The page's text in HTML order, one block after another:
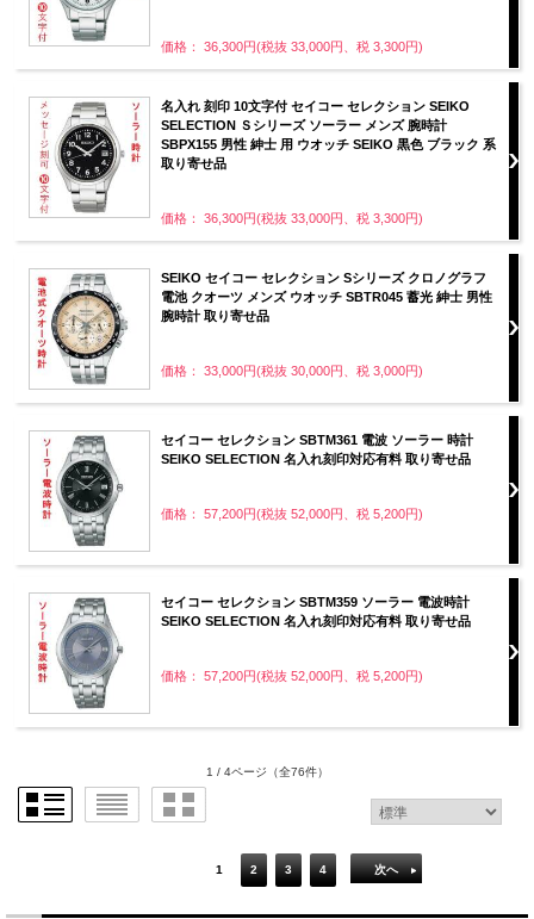
価格： 36,300円(税抜 33,000円、税 3,300円)
名入れ 刻印 10文字付 セイコー セレクション SEIKO
SELECTION Ｓシリーズ ソーラー メンズ 腕時計
SBPX155 男性 紳士 用 ウオッチ SEIKO 黒色 ブラック 系
取り寄せ品
価格： 36,300円(税抜 33,000円、税 3,300円)
SEIKO セイコー セレクション Sシリーズ クロノグラフ
電池 クオーツ メンズ ウオッチ SBTR045 蓄光 紳士 男性
腕時計 取り寄せ品
価格： 33,000円(税抜 30,000円、税 3,000円)
セイコー セレクション SBTM361 電波 ソーラー 時計
SEIKO SELECTION 名入れ刻印対応有料 取り寄せ品
価格： 57,200円(税抜 52,000円、税 5,200円)
セイコー セレクション SBTM359 ソーラー 電波時計
SEIKO SELECTION 名入れ刻印対応有料 取り寄せ品
価格： 57,200円(税抜 52,000円、税 5,200円)
1 / 4ページ （全76件）
1 2 3 4 次へ